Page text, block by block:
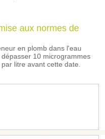
aux normes de
en plomb dans l'eau
10 microgrammes
litre avant cette date.